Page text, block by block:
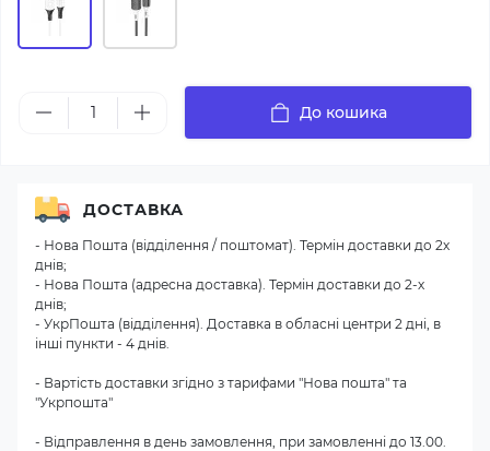
До кошика
ДОСТАВКА
- Нова Пошта (відділення / поштомат). Термін доставки до 2х
днів;
- Нова Пошта (адресна доставка). Термін доставки до 2-х
днів;
- УкрПошта (відділення). Доставка в обласні центри 2 дні, в
інші пункти - 4 днів.
- Вартість доставки згідно з тарифами "Нова пошта" та
"Укрпошта"
- Відправлення в день замовлення, при замовленні до 13.00.